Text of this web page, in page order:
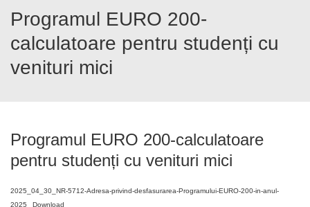
Programul EURO 200-
calculatoare pentru studenți cu
venituri mici
Programul EURO 200-calculatoare
pentru studenți cu venituri mici
2025_04_30_NR-5712-Adresa-privind-desfasurarea-Programului-EURO-200-in-anul-
2025
Download